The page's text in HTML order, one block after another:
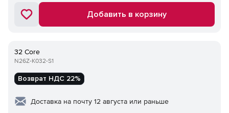
Добавить в корзину
32 Core
N26Z-K032-S1
Возврат НДС 22%
Доставка на почту 12 августа или раньше